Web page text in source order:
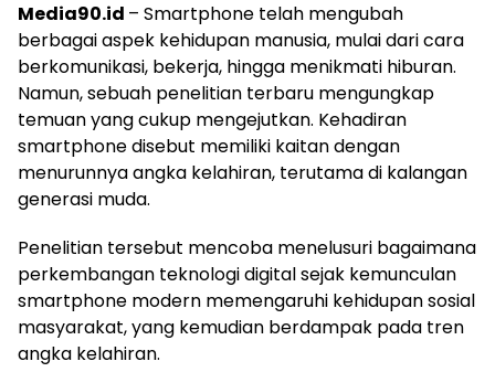
Media90.id – Smartphone telah mengubah
berbagai aspek kehidupan manusia, mulai dari cara
berkomunikasi, bekerja, hingga menikmati hiburan.
Namun, sebuah penelitian terbaru mengungkap
temuan yang cukup mengejutkan. Kehadiran
smartphone disebut memiliki kaitan dengan
menurunnya angka kelahiran, terutama di kalangan
generasi muda.
Penelitian tersebut mencoba menelusuri bagaimana
perkembangan teknologi digital sejak kemunculan
smartphone modern memengaruhi kehidupan sosial
masyarakat, yang kemudian berdampak pada tren
angka kelahiran.